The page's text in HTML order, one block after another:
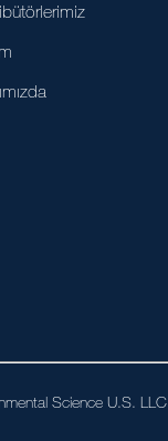
Science U.S. LLC